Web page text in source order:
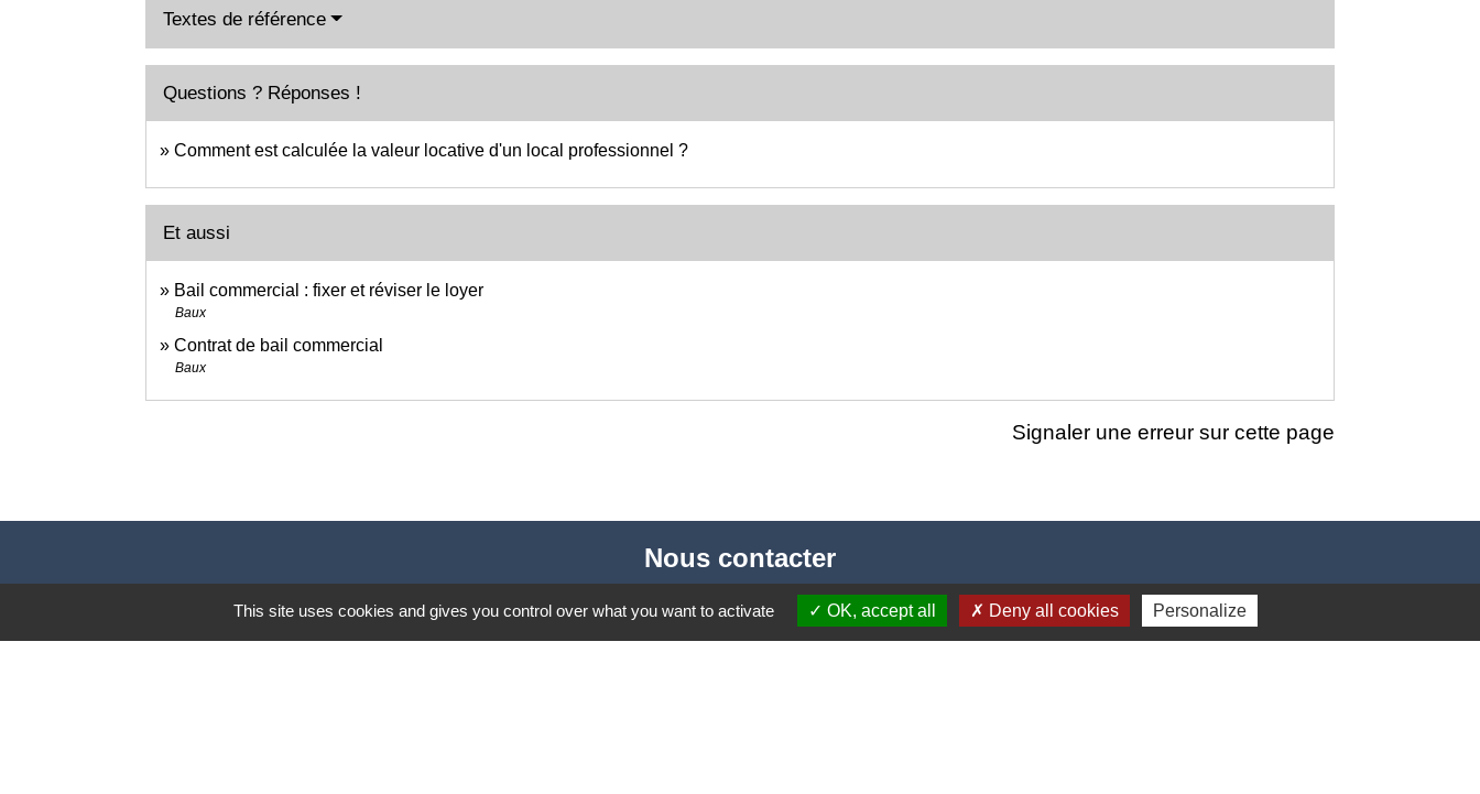
Textes de référence
Questions ? Réponses !
Comment est calculée la valeur locative d'un local professionnel ?
Et aussi
Bail commercial : fixer et réviser le loyer
Baux
Contrat de bail commercial
Baux
Signaler une erreur sur cette page
Nous contacter
Commune de Puylaurens
1 rue de la Mairie
This site uses cookies and gives you control over what you want to activate OK, accept all Deny all cookies Personalize